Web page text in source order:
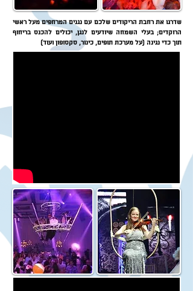
שדרגו את רחבת הריקודים שלכם עם נגנים המרחפים מעל ראשי
הרוקדים; בעלי השמחה שיודעים לנגן, יכולים להכנס בריחוף
תוך כדי נגינה (על מערכת תופים, כינור, סקסופון ועוד)